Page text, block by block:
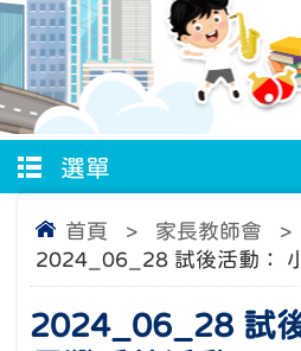
選單
首頁 > 家長教師會
>
2024_06_28 試後活動：
2024_06_28 試